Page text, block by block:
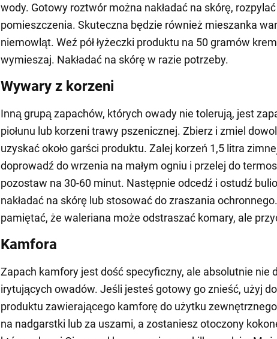
wody. Gotowy roztwór można nakładać na skórę,
pomieszczenia. Skuteczna będzie również mieszanka
niemowląt. Weź pół łyżeczki produktu na 50 gramów
wymieszaj. Nakładać na skórę w razie potrzeby.
Wywary z korzeni
Inną grupą zapachów, których owady nie tolerują, jest
piołunu lub korzeni trawy pszenicznej. Zbierz i zmiel
uzyskać około garści produktu. Zalej korzeń 1,5 litra
doprowadź do wrzenia na małym ogniu i przelej do
pozostaw na 30-60 minut. Następnie odcedź i ostudź
nakładać na skórę lub stosować do zraszania
pamiętać, że waleriana może odstraszać komary, ale
Kamfora
Zapach kamfory jest dość specyficzny, ale absolutnie nie
irytujących owadów. Jeśli jesteś gotowy go znieść, użyj
produktu zawierającego kamforę do użytku
na nadgarstki lub za uszami, a zostaniesz otoczony